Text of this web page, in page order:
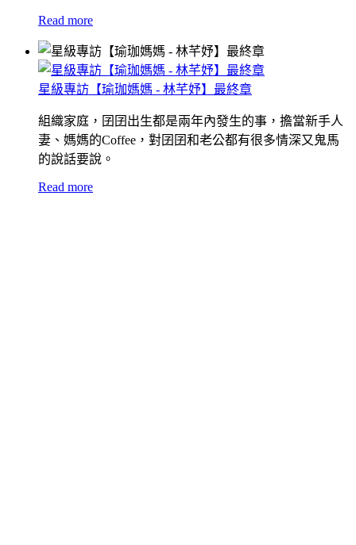
Read more
星級專訪【瑜珈媽媽 - 林芊妤】最終章
組織家庭，囝囝出生都是兩年內發生的事，擔當新手人
妻、媽媽的Coffee，對囝囝和老公都有很多情深又鬼馬
的說話要說。
Read more